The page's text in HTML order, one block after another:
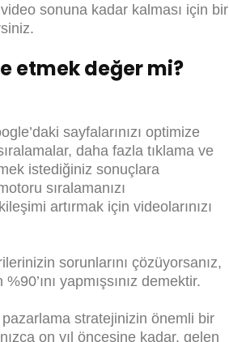
sonuna kadar kalması için bir
etmek değer mi?
sayfalarınızı optimize
daha fazla tıklama ve
istediğiniz sonuçlara
sıralamanızı
artırmak için videolarınızı
sorunlarını çözüyorsanız,
yapmışsınız demektir.
pazarlama stratejinizin önemli bir
on yıl öncesine kadar, gelen